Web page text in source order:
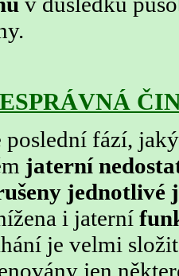
poslední fází,
jaterní
jednotlivé
i jaterní
je velmi
jen